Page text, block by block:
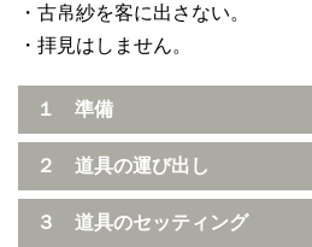
・古帛紗を客に出さない。
・拝見はしません。
１ 準備
２ 道具の運び出し
３ 道具のセッティング